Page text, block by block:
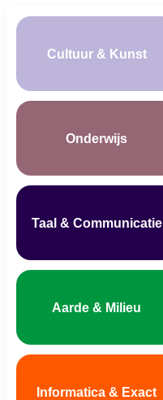
Cultuur & Kunst
Onderwijs
Taal & Communicatie
Aarde & Milieu
Informatica & Exact